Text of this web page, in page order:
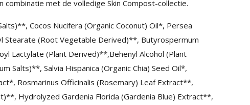
met de volledige Skin Compost-collectie.
Cocos Nucifera (Organic Coconut) Oil*, Persea
Stearate (Root Vegetable Derived)**, Butyrospermum
Lactylate (Plant Derived)**,Behenyl Alcohol (Plant
Salts)**, Salvia Hispanica (Organic Chia) Seed Oil*,
Rosmarinus Officinalis (Rosemary) Leaf Extract**,
Hydrolyzed Gardenia Florida (Gardenia Blue) Extract**,